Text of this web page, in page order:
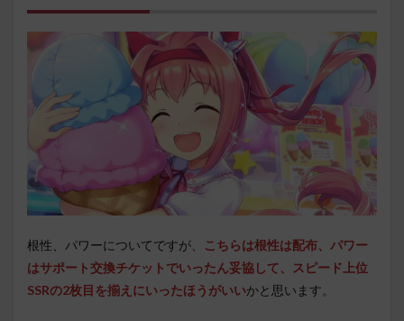
根性、パワーについてですが、
こちらは根性は配布、パワー
はサポート交換チケットでいったん妥協して、スピード上位
SSRの2枚目を揃えにいったほうがいいかと思います。